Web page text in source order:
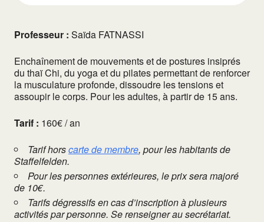
Professeur : Saïda FATNASSI
Enchaînement de mouvements et de postures insiprés
du thaï Chi, du yoga et du pilates permettant de renforcer
la musculature profonde, dissoudre les tensions et
assoupir le corps. Pour les adultes, à partir de 15 ans.
Tarif : 160€ / an
Tarif horscarte de membre, pour les habitants de
Staffelfelden.
Pour les personnes extérieures, le prix sera majoré
de 10€.
Tarifs dégressifs en cas d’inscription à plusieurs
activités par personne. Se renseigner au secrétariat.